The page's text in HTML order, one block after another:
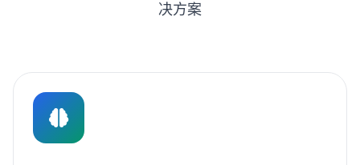
决方案